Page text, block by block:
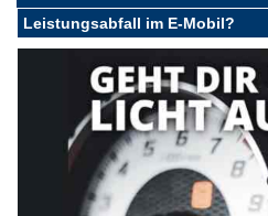
Leistungsabfall im E-Mobil?